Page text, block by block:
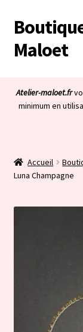
Aller
à
la
Aller
au
contenu
Maloet
Boutique
À propos & CGV
Blog
Atelier-maloet.fr
minimum en
Accueil
Luna Champagne